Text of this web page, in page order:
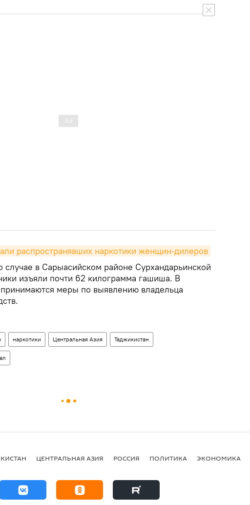
распространявших наркотики женщин-дилеров
случае в Сарыасийском районе Сурхандарьинской
изъяли почти 62 килограмма гашиша. В
меры по выявлению владельца
наркотики Центральная Азия Таджикистан
ЦЕНТРАЛЬНАЯ АЗИЯ РОССИЯ ПОЛИТИКА ЭКОНОМИКА